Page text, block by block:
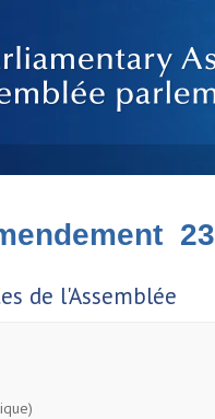
23
de l'Assemblée